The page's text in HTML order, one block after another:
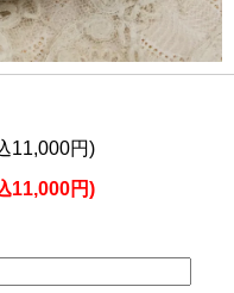
11,000円)
11,000円)